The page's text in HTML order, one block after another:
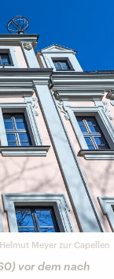
Meyer zur Capellen
vor dem nach